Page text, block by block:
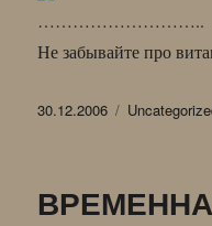
………………………..
Не забывайте про
Опубликовано
30.12.2006 Рубрики